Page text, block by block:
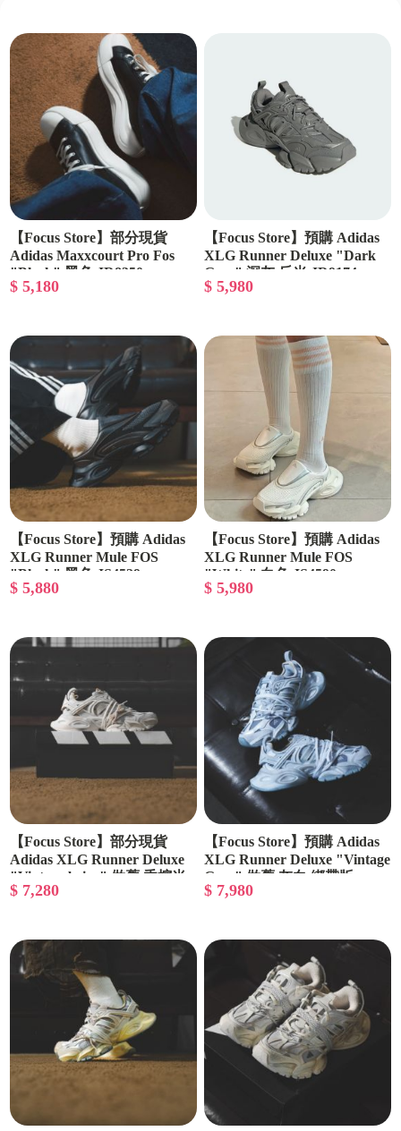
【Focus Store】部分現貨
Adidas Maxxcourt Pro Fos
"Black" 黑色 JR8350
$ 5,180
【Focus Store】預購 Adidas
XLG Runner Deluxe "Dark
Grey" 深灰 反光 JR9174
$ 5,980
【Focus Store】預購 Adidas
XLG Runner Mule FOS
"Black" 黑色 JS4529
$ 5,880
【Focus Store】預購 Adidas
XLG Runner Mule FOS
"White" 白色 JS4590
$ 5,980
【Focus Store】部分現貨
Adidas XLG Runner Deluxe
"Vintage beige" 做舊 香檳米
色 綁帶版 JR9632
$ 7,280
【Focus Store】預購 Adidas
XLG Runner Deluxe "Vintage
Grey" 做舊 灰白 綁帶版
JR9633
$ 7,980